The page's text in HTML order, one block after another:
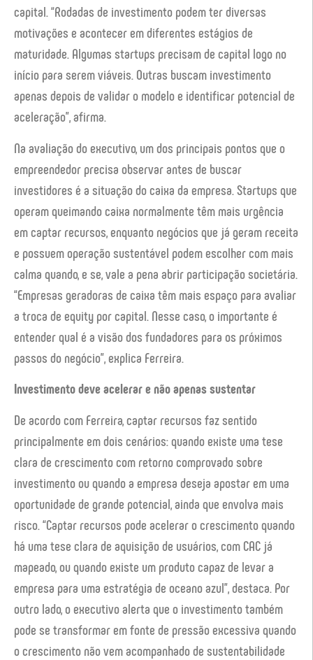
capital. “Rodadas de investimento podem ter diversas
motivações e acontecer em diferentes estágios de
maturidade. Algumas startups precisam de capital logo no
início para serem viáveis. Outras buscam investimento
apenas depois de validar o modelo e identificar potencial de
aceleração”, afirma.
Na avaliação do executivo, um dos principais pontos que o
empreendedor precisa observar antes de buscar
investidores é a situação do caixa da empresa. Startups que
operam queimando caixa normalmente têm mais urgência
em captar recursos, enquanto negócios que já geram receita
e possuem operação sustentável podem escolher com mais
calma quando, e se, vale a pena abrir participação societária.
“Empresas geradoras de caixa têm mais espaço para avaliar
a troca de equity por capital. Nesse caso, o importante é
entender qual é a visão dos fundadores para os próximos
passos do negócio”, explica Ferreira.
Investimento deve acelerar e não apenas sustentar
De acordo com Ferreira, captar recursos faz sentido
principalmente em dois cenários: quando existe uma tese
clara de crescimento com retorno comprovado sobre
investimento ou quando a empresa deseja apostar em uma
oportunidade de grande potencial, ainda que envolva mais
risco. “Captar recursos pode acelerar o crescimento quando
há uma tese clara de aquisição de usuários, com CAC já
mapeado, ou quando existe um produto capaz de levar a
empresa para uma estratégia de oceano azul”, destaca. Por
outro lado, o executivo alerta que o investimento também
pode se transformar em fonte de pressão excessiva quando
o crescimento não vem acompanhado de sustentabilidade